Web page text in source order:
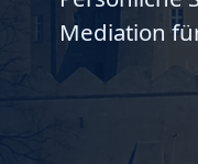
Mediation